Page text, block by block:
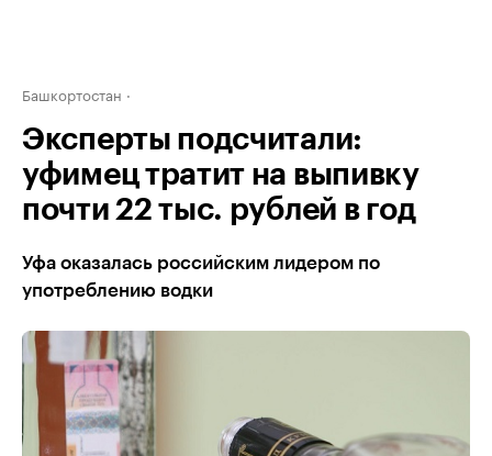
Башкортостан
Эксперты подсчитали:
уфимец тратит на выпивку
почти 22 тыс. рублей в год
Уфа оказалась российским лидером по
употреблению водки